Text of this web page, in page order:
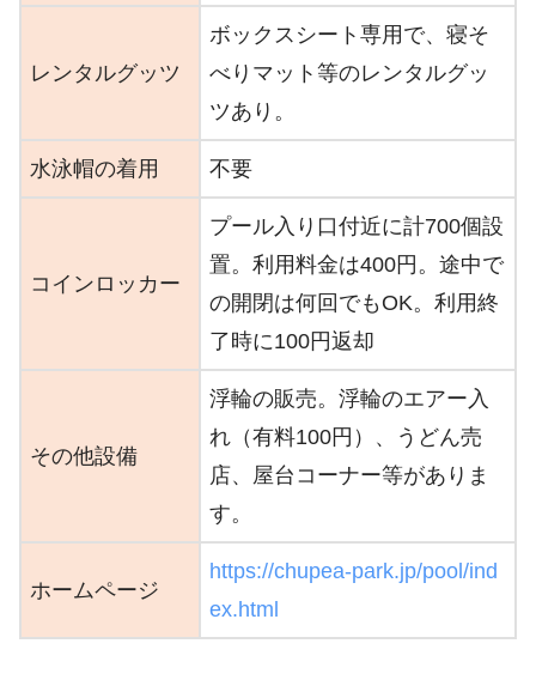
レンタルグッツ
ボックスシート専用で、寝そ
べりマット等のレンタルグッ
ツあり。
水泳帽の着用 不要
コインロッカー
プール入り口付近に計700個設
置。利用料金は400円。途中で
の開閉は何回でもOK。利用終
了時に100円返却
その他設備
浮輪の販売。浮輪のエアー入
れ（有料100円）、うどん売
店、屋台コーナー等がありま
す。
ホームページ
https://chupea-park.jp/pool/ind
ex.html